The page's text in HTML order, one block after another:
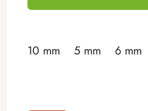
10 mm 5 mm 6 mm